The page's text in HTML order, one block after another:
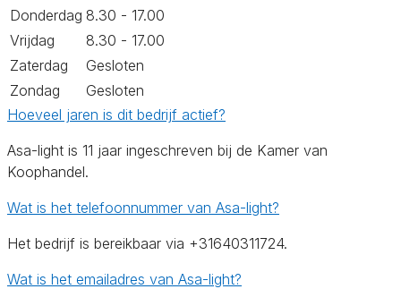
Donderdag 8.30 - 17.00
Vrijdag
8.30 - 17.00
Zaterdag
Gesloten
Zondag
Gesloten
Hoeveel jaren is dit bedrijf actief?
Asa-light is 11 jaar ingeschreven bij de Kamer van
Koophandel.
Wat is het telefoonnummer van Asa-light?
Het bedrijf is bereikbaar via +31640311724.
Wat is het emailadres van Asa-light?